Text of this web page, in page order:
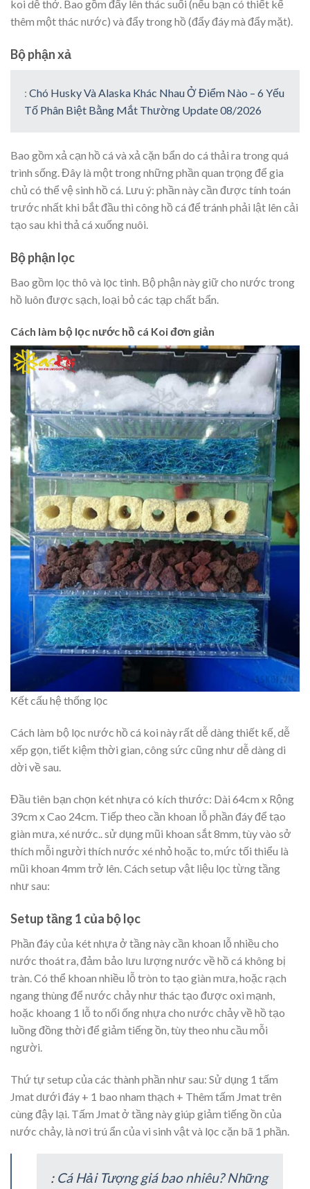
koi dễ thở. Bao gồm đẩy lên thác suối (nếu bạn có thiết kế
thêm một thác nước) và đẩy trong hồ (đẩy đáy mà đẩy mặt).
Bộ phận xả
: Chó Husky Và Alaska Khác Nhau Ở Điểm Nào – 6 Yếu
Tố Phân Biệt Bằng Mắt Thường Update 08/2026
Bao gồm xả cạn hồ cá và xả cặn bẩn do cá thải ra trong quá
trình sống. Đây là một trong những phần quan trọng để gia
chủ có thể vệ sinh hồ cá. Lưu ý: phần này cần được tính toán
trước nhất khi bắt đầu thi công hồ cá để tránh phải lật lên cải
tạo sau khi thả cá xuống nuôi.
Bộ phận lọc
Bao gồm lọc thô và lọc tinh. Bộ phận này giữ cho nước trong
hồ luôn được sạch, loại bỏ các tạp chất bẩn.
Cách làm bộ lọc nước hồ cá Koi đơn giản
Kết cấu hệ thống lọc
Cách làm bộ lọc nước hồ cá koi này rất dễ dàng thiết kế, dễ
xếp gọn, tiết kiệm thời gian, công sức cũng như dễ dàng di
dời về sau.
Đầu tiên bạn chọn két nhựa có kích thước: Dài 64cm x Rộng
39cm x Cao 24cm. Tiếp theo cần khoan lỗ phần đáy để tạo
giàn mưa, xé nước.. sử dụng mũi khoan sắt 8mm, tùy vào sở
thích mỗi người thích nước xé nhỏ hoặc to, mức tối thiểu là
mũi khoan 4mm trở lên. Cách setup vật liệu lọc từng tầng
như sau:
Setup tầng 1 của bộ lọc
Phần đáy của két nhựa ở tầng này cần khoan lỗ nhiều cho
nước thoát ra, đảm bảo lưu lượng nước về hồ cá không bị
tràn. Có thể khoan nhiều lỗ tròn to tạo giàn mưa, hoặc rạch
ngang thùng để nước chảy như thác tạo được oxi mạnh,
hoặc khoang 1 lỗ to nối ống nhựa cho nước chảy về hồ tạo
luồng đồng thời để giảm tiếng ồn, tùy theo nhu cầu mỗi
người.
Thứ tự setup của các thành phần như sau: Sử dụng 1 tấm
Jmat dưới đáy + 1 bao nham thạch + Thêm tấm Jmat trên
cùng đậy lại. Tấm Jmat ở tầng này giúp giảm tiếng ồn của
nước chảy, là nơi trú ẩn của vi sinh vật và lọc cặn bã 1 phần.
: Cá Hải Tượng giá bao nhiêu? Những